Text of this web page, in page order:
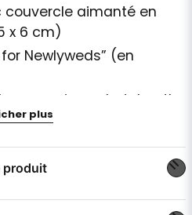
couvercle aimanté en
x 6 cm)
Newlyweds” (en
souvenir ou photobooth
pour les mariés
d’émotion pour un mariage.
plus
produit